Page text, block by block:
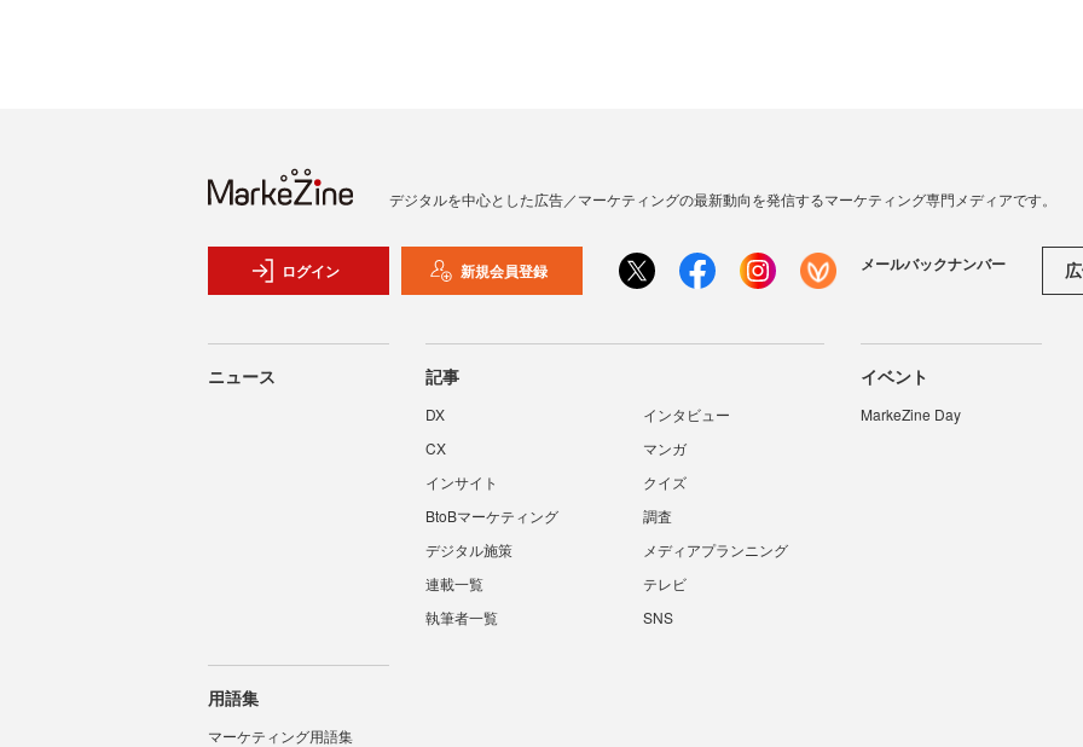
デジタルを中心とした広告／マーケティングの最新動向を発信するマーケティング専門メディアです。
ログイン 新規会員登録 メールバックナンバー
ニュース 記事
DX
インタビュー
CX
マンガ
インサイト
クイズ
BtoBマーケティング
調査
デジタル施策
メディアプランニング
連載一覧
テレビ
執筆者一覧
SNS
イベント
MarkeZine Day
用語集
マーケティング用語集